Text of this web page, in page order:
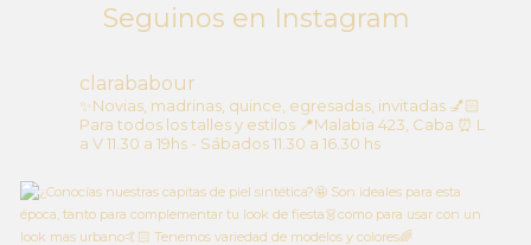
Seguinos en Instagram
clarababour
✨Novias, madrinas, quince, egresadas, invitadas💅🏻
Para todos los talles y estilos📍Malabia 423, Caba ⏰ L
a V 11.30 a 19hs - Sábados 11.30 a 16.30 hs